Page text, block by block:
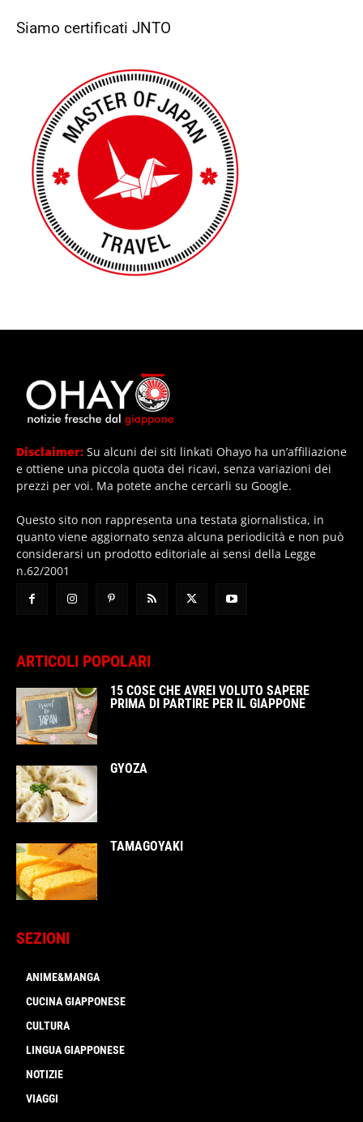
Siamo certificati JNTO
Disclaimer: Su alcuni dei siti linkati Ohayo ha un’affiliazione
e ottiene una piccola quota dei ricavi, senza variazioni dei
prezzi per voi. Ma potete anche cercarli su Google.
Questo sito non rappresenta una testata giornalistica, in
quanto viene aggiornato senza alcuna periodicità e non può
considerarsi un prodotto editoriale ai sensi della Legge
n.62/2001
ARTICOLI POPOLARI
15 COSE CHE AVREI VOLUTO SAPERE
PRIMA DI PARTIRE PER IL GIAPPONE
GYOZA
TAMAGOYAKI
SEZIONI
ANIME&MANGA
CUCINA GIAPPONESE
CULTURA
LINGUA GIAPPONESE
NOTIZIE
VIAGGI